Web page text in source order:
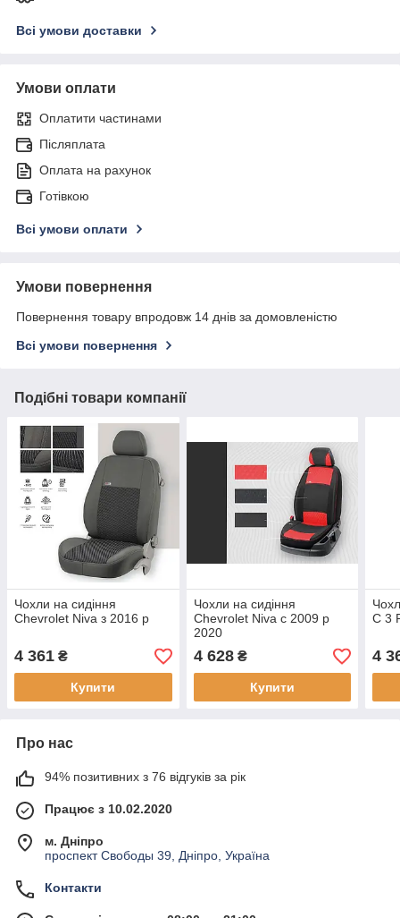
Всі умови доставки
Умови оплати
Оплатити частинами
Післяплата
Оплата на рахунок
Готівкою
Всі умови оплати
Умови повернення
Повернення товару впродовж 14 днів за домовленістю
Всі умови повернення
Подібні товари компанії
Чохли на сидіння
Chevrolet Niva з 2016 р
4 361 ₴
Купити
Чохли на сидіння
Chevrolet Niva c 2009 р
2020
4 628₴
Купити
C 3
4
Про нас
94% позитивних з 76 відгуків за рік
Працює з 10.02.2020
м. Дніпро
проспект Свободы 39, Дніпро, Україна
Контакти